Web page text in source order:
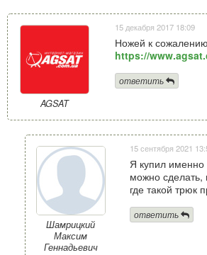
AGSAT
15 декабря 2017 18:09
Ножей к
https://
ответить
Шамрицкий
Максим
Геннадьевич
15 сентября 2021
Я купил именно
можно сделать,
где такой трюк
ответить